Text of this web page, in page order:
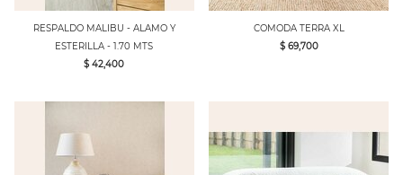
RESPALDO MALIBU - ALAMO Y
ESTERILLA - 1.70 MTS
$ 42,400
COMODA TERRA XL
$ 69,700